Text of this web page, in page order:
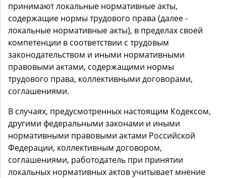
принимают локальные нормативные акты,
содержащие нормы трудового права (далее -
локальные нормативные акты), в пределах своей
компетенции в соответствии с трудовым
законодательством и иными нормативными
правовыми актами, содержащими нормы
трудового права, коллективными договорами,
соглашениями.
В случаях, предусмотренных настоящим Кодексом,
другими федеральными законами и иными
нормативными правовыми актами Российской
Федерации, коллективным договором,
соглашениями, работодатель при принятии
локальных нормативных актов учитывает мнение